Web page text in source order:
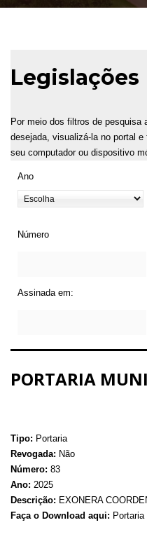
Legislações
Por meio dos filtros de pesquisa
desejada, visualizá-la no portal
seu computador ou dispositivo
Ano
Número
Assinada em:
PORTARIA
Tipo: Portaria
Revogada: Não
Número: 83
Ano: 2025
Descrição: EXONERA
Faça o Download aqui: Portaria